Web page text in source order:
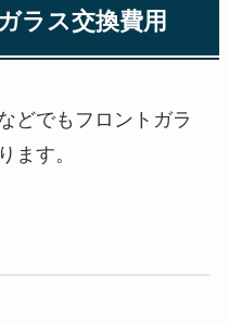
ラス交換費用
どでもフロントガラ
ます。